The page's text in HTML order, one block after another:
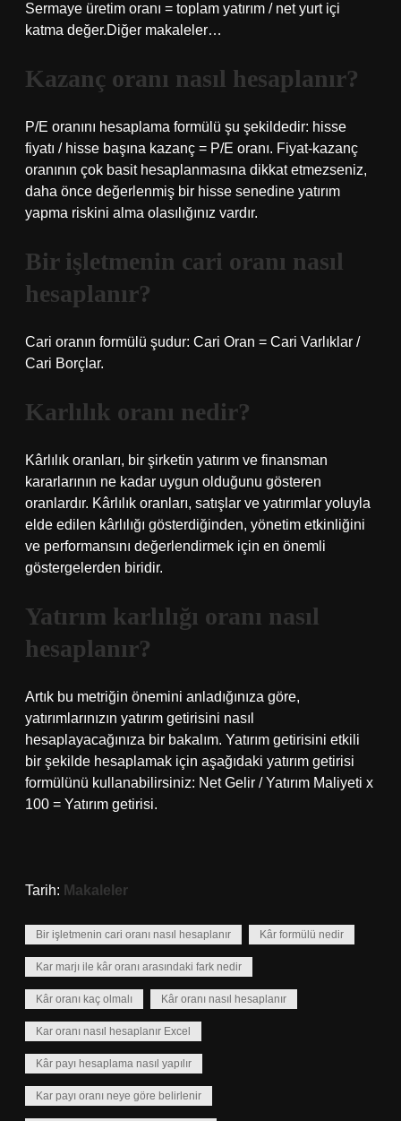
Sermaye üretim oranı = toplam yatırım / net yurt içi
katma değer.Diğer makaleler…
Kazanç oranı nasıl hesaplanır?
P/E oranını hesaplama formülü şu şekildedir: hisse
fiyatı / hisse başına kazanç = P/E oranı. Fiyat-kazanç
oranının çok basit hesaplanmasına dikkat etmezseniz,
daha önce değerlenmiş bir hisse senedine yatırım
yapma riskini alma olasılığınız vardır.
Bir işletmenin cari oranı nasıl
hesaplanır?
Cari oranın formülü şudur: Cari Oran = Cari Varlıklar /
Cari Borçlar.
Karlılık oranı nedir?
Kârlılık oranları, bir şirketin yatırım ve finansman
kararlarının ne kadar uygun olduğunu gösteren
oranlardır. Kârlılık oranları, satışlar ve yatırımlar yoluyla
elde edilen kârlılığı gösterdiğinden, yönetim etkinliğini
ve performansını değerlendirmek için en önemli
göstergelerden biridir.
Yatırım karlılığı oranı nasıl
hesaplanır?
Artık bu metriğin önemini anladığınıza göre,
yatırımlarınızın yatırım getirisini nasıl
hesaplayacağınıza bir bakalım. Yatırım getirisini etkili
bir şekilde hesaplamak için aşağıdaki yatırım getirisi
formülünü kullanabilirsiniz: Net Gelir / Yatırım Maliyeti x
100 = Yatırım getirisi.
Tarih: Makaleler
Bir işletmenin cari oranı nasıl hesaplanır Kâr formülü nedir
Kar marjı ile kâr oranı arasındaki fark nedir
Kâr oranı kaç olmalı Kâr oranı nasıl hesaplanır
Kar oranı nasıl hesaplanır Excel
Kâr payı hesaplama nasıl yapılır
Kar payı oranı neye göre belirlenir